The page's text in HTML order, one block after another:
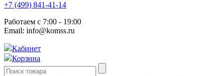
+7 (499) 841-41-14
Работаем с 7:00 - 19:00
Email: info@komss.ru
Кабинет
Корзина